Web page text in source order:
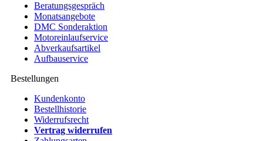
Beratungsgespräch
Monatsangebote
DMC Sonderaktion
Motoreinlaufservice
Abverkaufsartikel
Aufbauservice
Bestellungen
Kundenkonto
Bestellhistorie
Widerrufsrecht
Vertrag widerrufen